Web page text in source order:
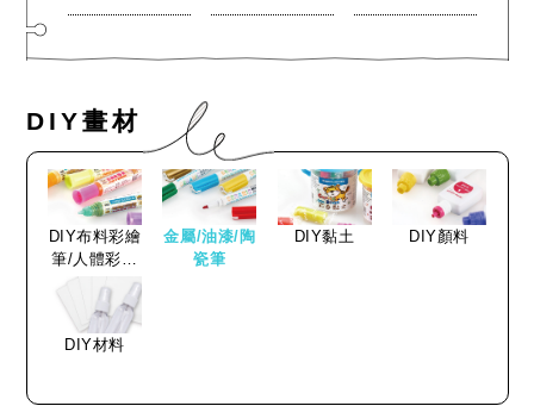
DIY畫材
DIY布料彩繪
筆/人體彩繪
金屬/油漆/陶
瓷筆
DIY黏土 DIY顏料
DIY材料